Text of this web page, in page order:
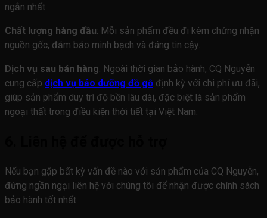
ngắn nhất.
Chất lượng hàng đầu: Mỗi sản phẩm đều đi kèm chứng nhận
nguồn gốc, đảm bảo minh bạch và đáng tin cậy.
Dịch vụ sau bán hàng: Ngoài thời gian bảo hành, CQ Nguyễn
cung cấp dịch vụ bảo dưỡng đồ gỗ định kỳ với chi phí ưu đãi,
giúp sản phẩm duy trì độ bền lâu dài, đặc biệt là sản phẩm
ngoại thất trong điều kiện thời tiết tại Việt Nam.
Nếu bạn gặp bất kỳ vấn đề nào với sản phẩm của CQ Nguyễn,
đừng ngần ngại liên hệ với chúng tôi để nhận được chính sách
bảo hành tốt nhất: